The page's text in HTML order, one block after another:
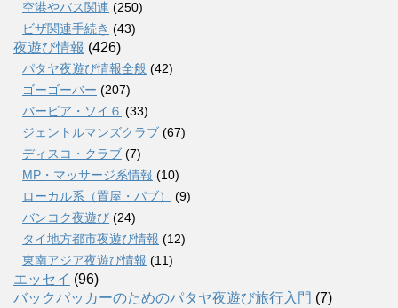
空港やバス関連 (250)
ビザ関連手続き (43)
夜遊び情報 (426)
パタヤ夜遊び情報全般 (42)
ゴーゴーバー (207)
バービア・ソイ６ (33)
ジェントルマンズクラブ (67)
ディスコ・クラブ (7)
MP・マッサージ系情報 (10)
ローカル系（置屋・パブ）
(9)
バンコク夜遊び (24)
タイ地方都市夜遊び情報 (12)
東南アジア夜遊び情報 (11)
エッセイ (96)
バックパッカーのためのパタヤ夜遊び旅行入門 (7)